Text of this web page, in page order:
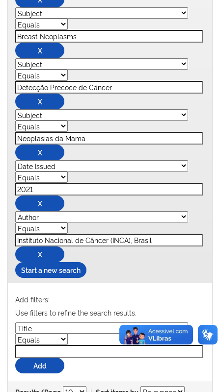
Start a new search
Add filters:
Use filters to refine the search results.